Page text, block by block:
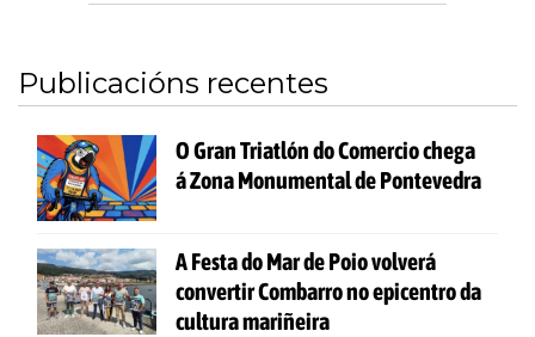
Publicacións recentes
O Gran Triatlón do Comercio chega
á Zona Monumental de Pontevedra
A Festa do Mar de Poio volverá
convertir Combarro no epicentro da
cultura mariñeira